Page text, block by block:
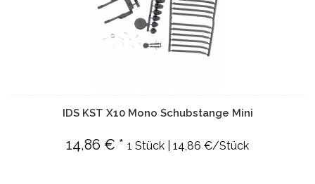
IDS KST X10 Mono Schubstange Mini
14,86 € * 1 Stück | 14,86 €/Stück